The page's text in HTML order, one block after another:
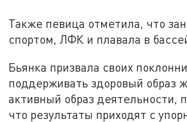
Также певица отметила, что
спортом, ЛФК и плавала в
Бьянка призвала своих
поддерживать здоровый образ
активный образ деятельности,
что результаты приходят с